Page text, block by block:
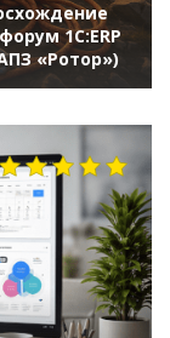
1С:ERP
«Ротор»)